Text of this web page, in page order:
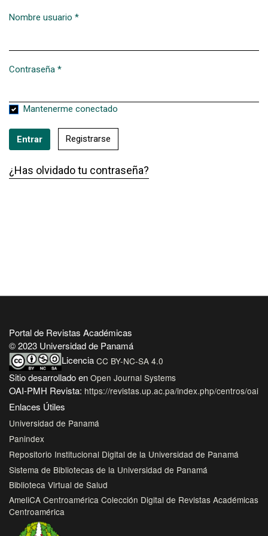
Nombre usuario *
Contraseña *
Mantenerme conectado
Entrar Registrarse
¿Has olvidado tu contraseña?
Portal de Revistas Académicas
© 2023 Universidad de Panamá
Licencia CC BY-NC-SA 4.0
Sitio desarrollado en Open Journal Systems
OAI-PMH Revista: https://revistas.up.ac.pa/index.php/centros/oai
Enlaces Útiles
Universidad de Panamá
Panindex
Repositorio Institucional Digital de la Universidad de Panamá
Sistema de Bibliotecas de la Universidad de Panamá
Biblioteca Virtual de Salud
AmeliCA Centroamérica Colección Digital de Revistas Académicas
Centroamérica